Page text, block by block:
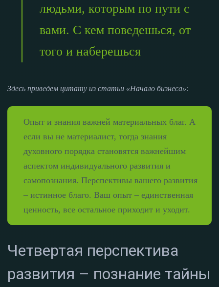
людьми, которым по пути с
вами. С кем поведешься, от
того и наберешься
Здесь приведем цитату из статьи «Начало бизнеса»:
Опыт и знания важней материальных благ. А
если вы не материалист, тогда знания
духовного порядка становятся важнейшим
аспектом индивидуального развития и
самопознания. Перспективы вашего развития
– истинное благо. Ваш опыт – единственная
ценность, все остальное приходит и уходит.
Четвертая перспектива
развития – познание тайны